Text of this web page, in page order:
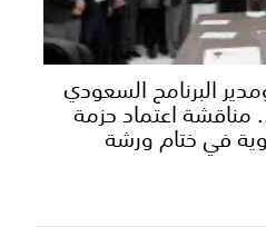
البرنامج السعودي
مناقشة اعتماد حزمة
في ختام ورشة